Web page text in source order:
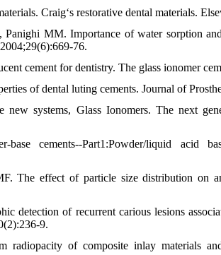
Craig‘s restorative dental materials.
MM. Importance of water sorption
76.
cement for dentistry. The glass ionomer
of dental luting cements. Journal of
systems, Glass Ionomers. The next
base cements--Part1:Powder/liquid acid
The effect of particle size distribution on
detection of recurrent carious lesions
9.
radiopacity of composite inlay materials